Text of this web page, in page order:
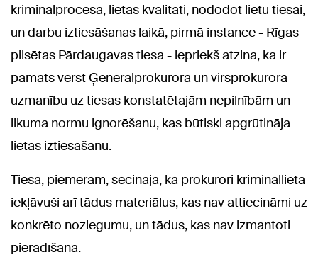
kriminālprocesā, lietas kvalitāti, nododot lietu tiesai,
un darbu iztiesāšanas laikā, pirmā instance - Rīgas
pilsētas Pārdaugavas tiesa - iepriekš atzina, ka ir
pamats vērst Ģenerālprokurora un virsprokurora
uzmanību uz tiesas konstatētajām nepilnībām un
likuma normu ignorēšanu, kas būtiski apgrūtināja
lietas iztiesāšanu.
Tiesa, piemēram, secināja, ka prokurori krimināllietā
iekļāvuši arī tādus materiālus, kas nav attiecināmi uz
konkrēto noziegumu, un tādus, kas nav izmantoti
pierādīšanā.